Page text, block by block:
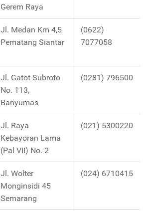
Gerem Raya
Jl. Medan Km 4,5
Pematang Siantar
(0622)
7077058
Jl. Gatot Subroto
No. 113,
Banyumas
(0281) 796500
Jl. Raya
Kebayoran Lama
(Pal VII) No. 2
(021) 5300220
Jl. Wolter
Monginsidi 45
Semarang
(024) 6710415